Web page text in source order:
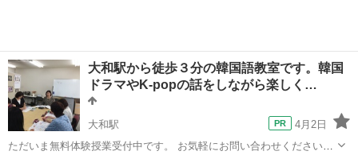
大和駅から徒歩３分の韓国語教室です。韓国
ドラマやK-popの話をしながら楽しく…
大和駅
4月2日
ただいま無料体験授業受付中です。 お気軽にお問い合わせください。